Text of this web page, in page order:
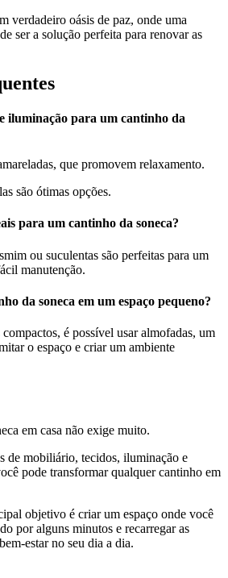
verdadeiro oásis de paz, onde uma
ser a solução perfeita para renovar as
iluminação para um cantinho da
que promovem relaxamento.
são ótimas opções.
para um cantinho da soneca?
ou suculentas são perfeitas para um
manutenção.
da soneca em um espaço pequeno?
é possível usar almofadas, um
o espaço e criar um ambiente
em casa não exige muito.
de mobiliário, tecidos, iluminação e
pode transformar qualquer cantinho em
objetivo é criar um espaço onde você
por alguns minutos e recarregar as
estar no seu dia a dia.